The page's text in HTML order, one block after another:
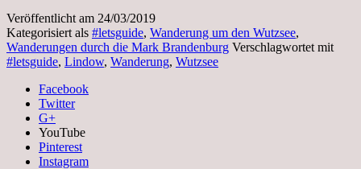
Veröffentlicht am 24/03/2019
Kategorisiert als #letsguide, Wanderung um den Wutzsee,
Wanderungen durch die Mark Brandenburg Verschlagwortet mit
#letsguide, Lindow, Wanderung, Wutzsee
Facebook
Twitter
G+
YouTube
Pinterest
Instagram